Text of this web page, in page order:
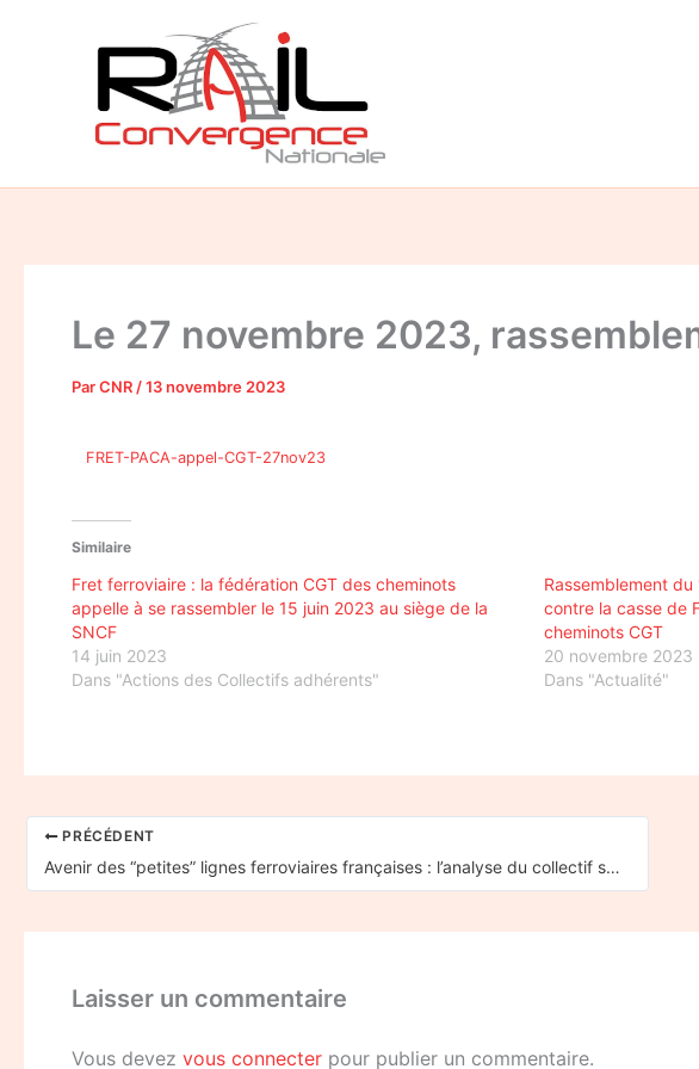
Le 27 novembre 2023,
ParCNR /13 novembre 2023
FRET-PACA-appel-CGT-27nov23
Similaire
Fret ferroviaire : la fédération CGT des cheminots
appelle à se rassembler le 15 juin 2023 au siège de la
SNCF
14 juin 2023
Dans "Actions des Collectifs adhérents"
Rassemblement
contre la casse de
cheminots CGT
20 novembre 2023
Dans "Actualité"
PRÉCÉDENT
Avenir des “petites” lignes ferroviaires françaises : l’analyse du collectif sud-normand de la CNR
Laisser un commentaire
Vous devez vous connecter pour publier un commentaire.